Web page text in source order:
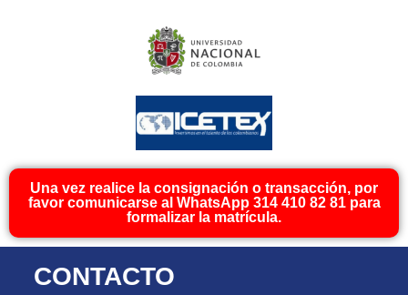
Una vez realice la consignación o transacción, por
favor comunicarse al WhatsApp 314 410 82 81 para
formalizar la matrícula.
CONTACTO